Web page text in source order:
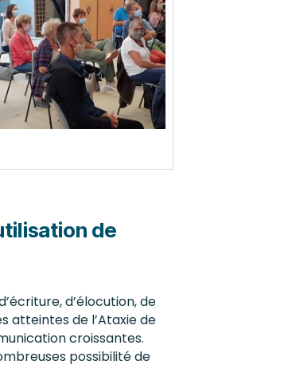
de
d’élocution, de
atteintes de l’Ataxie de
croissantes.
possibilité de